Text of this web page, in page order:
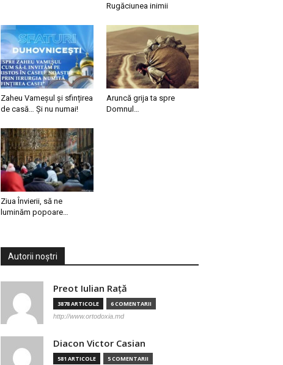
Rugăciunea inimii
Zaheu Vameșul și sfințirea
de casă… Și nu numai!
Aruncă grija ta spre
Domnul…
Ziua Învierii, să ne
luminăm popoare…
Autorii noștri
Preot Iulian Raţă
3878 ARTICOLE 6 COMENTARII
http://www.ortodoxia.md
Diacon Victor Casian
581 ARTICOLE 5 COMENTARII